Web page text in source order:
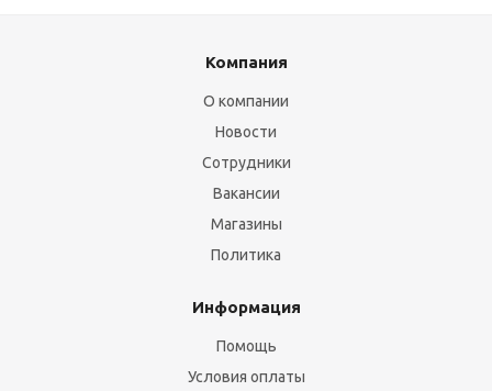
Компания
О компании
Новости
Сотрудники
Вакансии
Магазины
Политика
Информация
Помощь
Условия оплаты